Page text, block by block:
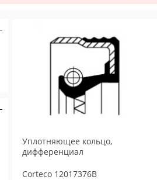
Уплотняющее кольцо,
дифференциал
Corteco 12017376B